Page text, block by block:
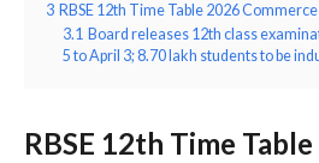
3 RBSE 12th Time Table 2026 Commerce
3.1 Board releases 12th class
5 to April 3; 8.70 lakh students to be
RBSE 12th Time